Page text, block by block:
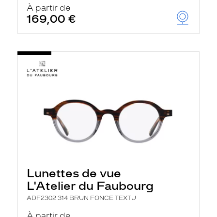
À partir de
169,00 €
Lunettes de vue
L'Atelier du Faubourg
ADF2302 314 BRUN FONCE TEXTU